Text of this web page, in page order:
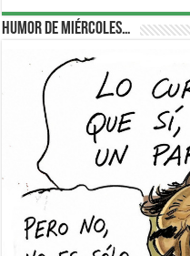
Humor de Miércoles…